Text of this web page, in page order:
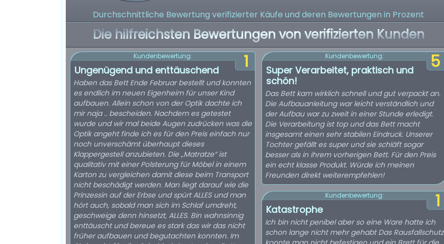
Durchschnittliche Bewertung verifizierter Käufe und deren Bewertungen in Prozent
Die hilfreichsten Bewertungen von verifizierten Kunden
1
Kundenbewertung:
Ungenügend und enttäuschend
Haben das Bett Ende Februar bestellt und konnten
es endlich im neuen Eigenheim für unser Kind
aufbauen. Allein schon von der Optik dachte ich
mir naja .. bescheiden. Nachdem es getestet
wurde und wir mal beide Augen zudrücken was die
Optik angeht finde ich es für den Preis einfach nur
noch unverschämt überhaupt dieses
Klappergestell anzubieten. Die „Matratze“ ist
qualitativ mit einer Polsterung für Möbel in einem
Karton zu vergleichen damit diese beim Transport
nicht beschädigt werden. Man liegt darauf wie die
Prinzessin auf der Erbse und spürt ALLES und man
hört auch, sobald man sich im Schlaf umdreht,
geschweige denn hinsetzt, ALLES. Bin wahnsinnig
enttäuscht und bereue es stark das wir das nicht
früher aufbauen und begutachten konnten. Im
5
Kundenbewertung:
Super Verarbeitet, praktisch und
schön!
Das Bett kam wirklich schnell und gut verpackt an.
Die Aufbauanleitung war leicht verständlich und
der Aufbau war zu zweit in einer Stunde erledigt.
Die Verarbeitung ist top und das Bett macht
insgesamt einen sehr stabilen Eindruck. Unserer
Tochter gefällt es super und sie schläft sogar
besser als in ihrem vorherigen Bett. Für den Preis
ein echt klasse Produkt. Würde ich meinen
Freunden direkt weiterempfehlen!
1
Kundenbewertung:
Katastrophe
Ich bin nicht penibel aber so eine Ware hatte ich
schon lange nicht mehr gehabt Das Rausfallschutz